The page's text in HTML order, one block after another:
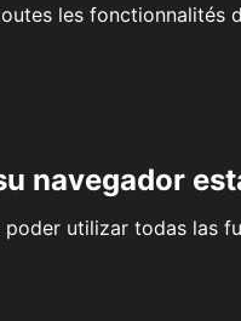
les fonctionnalités
navegador
utilizar todas las